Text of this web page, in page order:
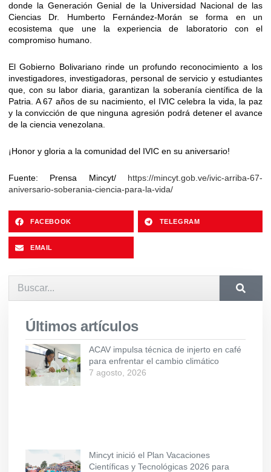
donde la Generación Genial de la Universidad Nacional de las
Ciencias Dr. Humberto Fernández-Morán se forma en un
ecosistema que une la experiencia de laboratorio con el
compromiso humano.
El Gobierno Bolivariano rinde un profundo reconocimiento a los
investigadores, investigadoras, personal de servicio y estudiantes
que, con su labor diaria, garantizan la soberanía científica de la
Patria. A 67 años de su nacimiento, el IVIC celebra la vida, la paz
y la convicción de que ninguna agresión podrá detener el avance
de la ciencia venezolana.
¡Honor y gloria a la comunidad del IVIC en su aniversario!
Fuente: Prensa Mincyt/ https://mincyt.gob.ve/ivic-arriba-67-
aniversario-soberania-ciencia-para-la-vida/
FACEBOOK TELEGRAM
EMAIL
Últimos artículos
ACAV impulsa técnica de injerto en café
para enfrentar el cambio climático
7 agosto, 2026
Mincyt inició el Plan Vacaciones
Científicas y Tecnológicas 2026 para